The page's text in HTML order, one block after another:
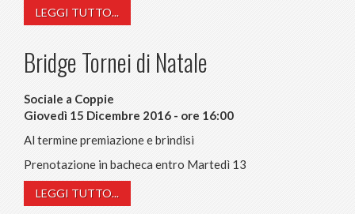
LEGGI TUTTO...
Bridge Tornei di Natale
Sociale a Coppie
Giovedì 15 Dicembre 2016 - ore 16:00
Al termine premiazione e brindisi
Prenotazione in bacheca entro Martedì 13
LEGGI TUTTO...